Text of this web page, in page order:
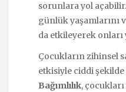
sorunlara yol
günlük yaşamlarını
da etkileyerek onları
Çocukların zihinsel
etkisiyle ciddi
Bağımlılık,